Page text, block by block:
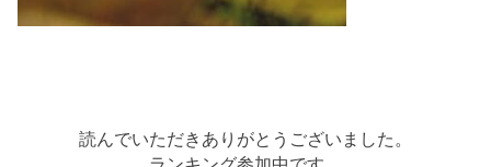
読んでいただきありがとうございました。